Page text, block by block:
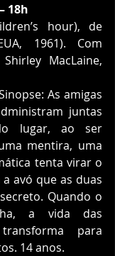
18h
hour), de
1961). Com
MacLaine,
As amigas
juntas
lugar, ao ser
mentira, uma
tenta virar o
avó que as duas
Quando o
a vida das
para
14 anos.